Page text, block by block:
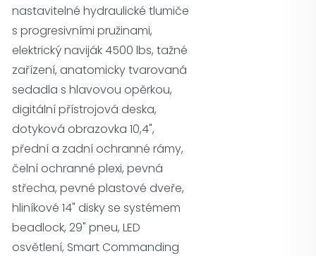
nastavitelné hydraulické tlumiče
s progresivními pružinami,
elektrický naviják 4500 lbs, tažné
zařízení, anatomicky tvarovaná
sedadla s hlavovou opěrkou,
digitální přístrojová deska,
dotyková obrazovka 10,4",
přední a zadní ochranné rámy,
čelní ochranné plexi, pevná
střecha, pevné plastové dveře,
hliníkové 14" disky se systémem
beadlock, 29" pneu, LED
osvětlení, Smart Commanding